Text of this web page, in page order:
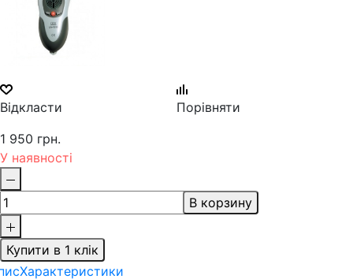
Відкласти
Порівняти
1 950 грн.
У наявності
В корзину
Купити в 1 клік
Характеристики